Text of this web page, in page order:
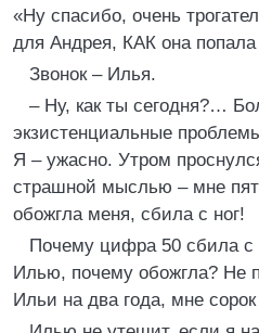
«Ну спасибо, очень
для Андрея, КАК она
Звонок – Илья.
– Ну, как ты сегодня?…
экзистенциальные
Я – ужасно. Утром
страшной мыслью – мне
обожгла меня, сбила с ног!
Почему цифра 50 сбила с
Илью, почему обожгла? Не
Ильи на два года, мне сорок